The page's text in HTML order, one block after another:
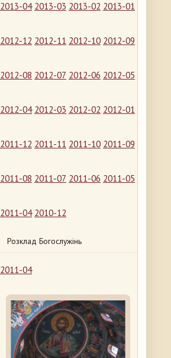
2013-04 2013-03 2013-02 2013-01
2012-12 2012-11 2012-10 2012-09
2012-08 2012-07 2012-06 2012-05
2012-04 2012-03 2012-02 2012-01
2011-12 2011-11 2011-10 2011-09
2011-08 2011-07 2011-06 2011-05
2011-04 2010-12
Розклад Богослужінь
2011-04